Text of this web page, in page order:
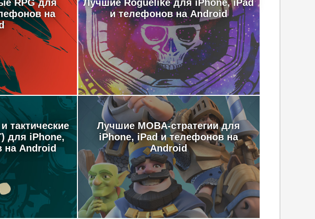
RPG для
на
Лучшие Roguelike для iPhone, iPad
и телефонов на Android
тактические
для iPhone,
на Android
Лучшие MOBA-стратегии для
iPhone, iPad и телефонов на
Android